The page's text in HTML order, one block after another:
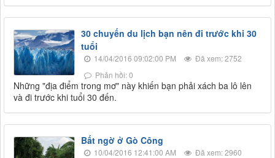
30 chuyến du lịch bạn nên đi trước khi 30
tuổi
14/04/2016 09:02:00 PM
Đã xem: 2752
Phản hồi: 0
Những "địa điểm trong mơ" này khiến bạn phải xách ba lô lên
và đi trước khi tuổi 30 đến.
Bất ngờ ở Gò Công
10/04/2016 12:41:00 AM
Đã xem: 2960